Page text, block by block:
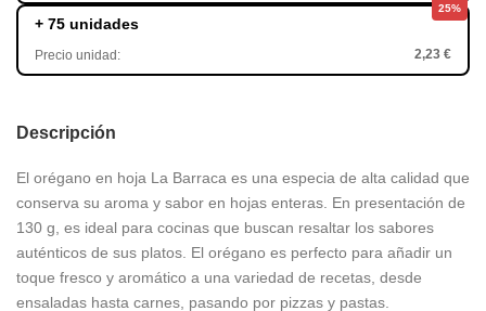
25%
+ 75 unidades
Precio unidad: 2,23 €
Descripción
El orégano en hoja La Barraca es una especia de alta calidad que
conserva su aroma y sabor en hojas enteras. En presentación de
130 g, es ideal para cocinas que buscan resaltar los sabores
auténticos de sus platos. El orégano es perfecto para añadir un
toque fresco y aromático a una variedad de recetas, desde
ensaladas hasta carnes, pasando por pizzas y pastas.